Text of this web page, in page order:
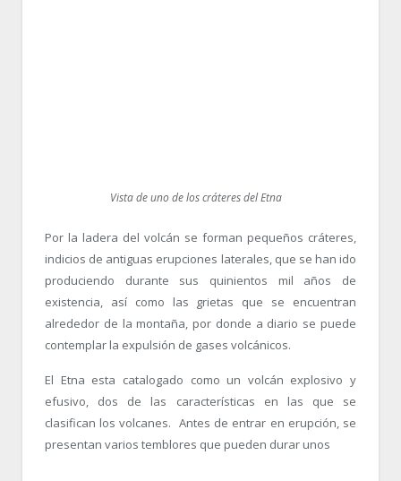
Vista de uno de los cráteres del Etna
Por la ladera del volcán se forman pequeños cráteres,
indicios de antiguas erupciones laterales, que se han ido
produciendo durante sus quinientos mil años de
existencia, así como las grietas que se encuentran
alrededor de la montaña, por donde a diario se puede
contemplar la expulsión de gases volcánicos.
El Etna esta catalogado como un volcán explosivo y
efusivo, dos de las características en las que se
clasifican los volcanes. Antes de entrar en erupción, se
presentan varios temblores que pueden durar unos